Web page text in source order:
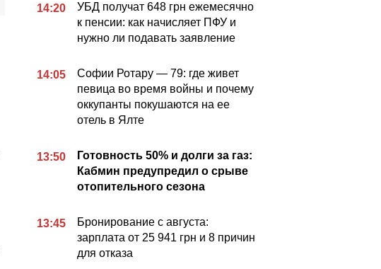
14:20
УБД получат 648 грн ежемесячно
к пенсии: как начисляет ПФУ и
нужно ли подавать заявление
14:05
Софии Ротару — 79: где живет
певица во время войны и почему
оккупанты покушаются на ее
отель в Ялте
13:50
Готовность 50% и долги за газ:
Кабмин предупредил о срыве
отопительного сезона
13:45
Бронирование с августа:
зарплата от 25 941 грн и 8 причин
для отказа